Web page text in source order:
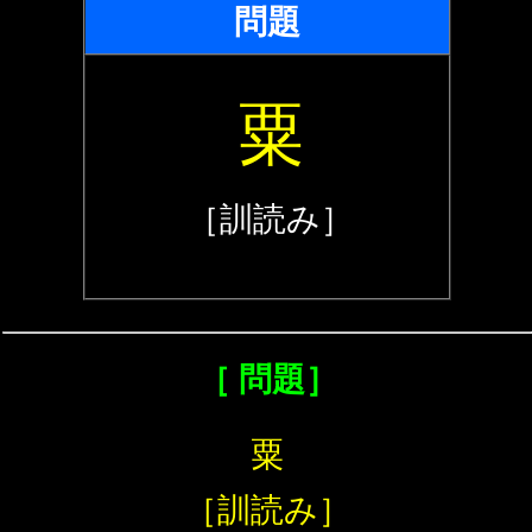
問題
粟
［訓読み］
［ 問題］
粟
［訓読み］